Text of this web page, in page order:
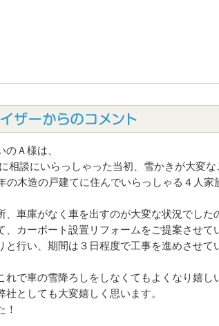
Ａ様は、
相談にいらっしゃった当初、雪かきが大変
の木造の戸建てに住んでいらっしゃる４人家
、車庫がなく車を出すのが大変な状況でした
、カーポート設置リフォームをご提案させて
と行い、期間は３日程度で工事を進めさせて
れで車の雪降ろしをしなくてもよくなり嬉し
社としても大変嬉しく思います。
！